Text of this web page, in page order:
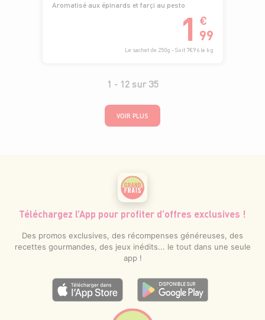
Aromatisé aux épinards et farçi au pesto
1 €
99
Le sachet de 250g - Soit 7€96 le kg
1 - 12sur35
VOIR PLUS
Téléchargez l’App pour profiter d’offres exclusives !
Des promos exclusives, des récompenses généreuses, des
recettes gourmandes, des jeux inédits... le tout dans une seule
app !